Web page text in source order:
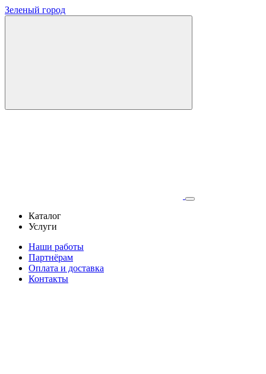
Зеленый город
Каталог
Услуги
Наши работы
Партнёрам
Оплата и доставка
Контакты